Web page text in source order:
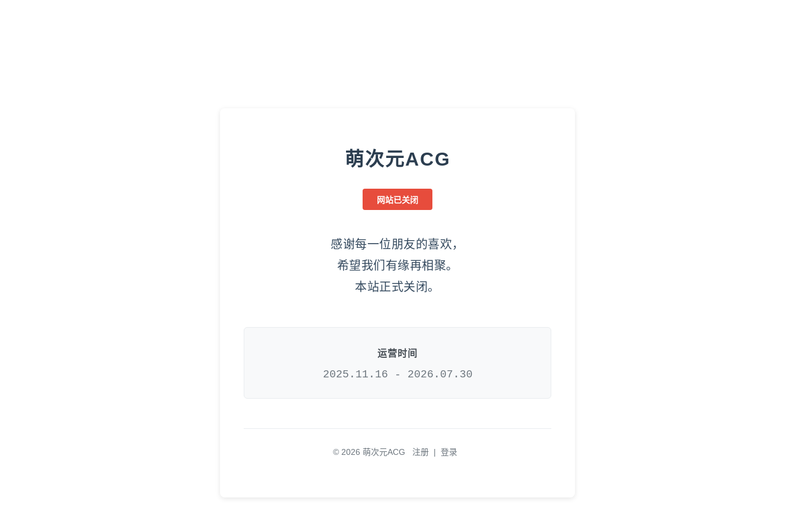
萌次元ACG
网站已关闭
感谢每一位朋友的喜欢，
希望我们有缘再相聚。
本站正式关闭。
运营时间
2025.11.16 - 2026.07.30
© 2026 萌次元ACG 注册 | 登录